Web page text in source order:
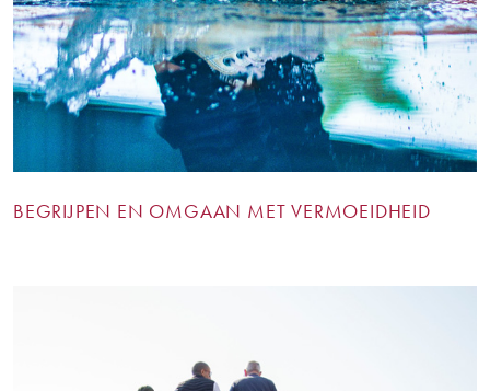
BEGRIJPEN EN OMGAAN MET VERMOEIDHEID